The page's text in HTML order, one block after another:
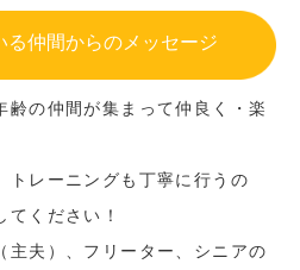
る仲間からのメッセージ
齢の仲間が集まって仲良く・楽
トレーニングも丁寧に行うの
ください！
主夫）、フリーター、シニアの